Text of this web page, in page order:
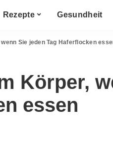
Rezepte Gesundheit
Sie jeden Tag Haferflocken
Körper,
essen